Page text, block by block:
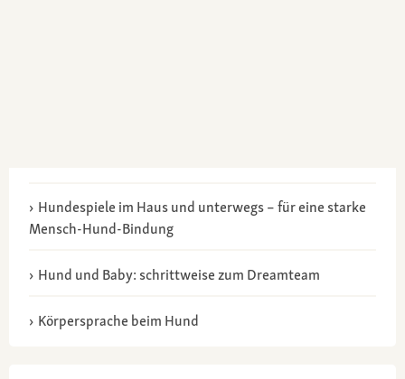
Hundespiele im Haus und unterwegs – für eine starke
Mensch-Hund-Bindung
Hund und Baby: schrittweise zum Dreamteam
Körpersprache beim Hund